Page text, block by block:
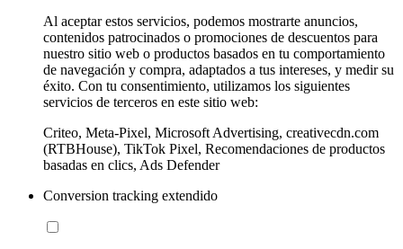
Al aceptar estos servicios, podemos mostrarte anuncios,
contenidos patrocinados o promociones de descuentos para
nuestro sitio web o productos basados en tu comportamiento
de navegación y compra, adaptados a tus intereses, y medir su
éxito. Con tu consentimiento, utilizamos los siguientes
servicios de terceros en este sitio web:
Criteo, Meta-Pixel, Microsoft Advertising, creativecdn.com
(RTBHouse), TikTok Pixel, Recomendaciones de productos
basadas en clics, Ads Defender
Conversion tracking extendido